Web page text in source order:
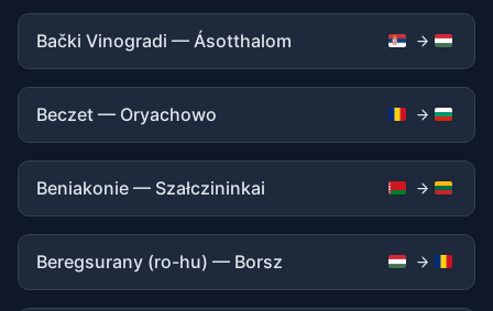
Bački Vinogradi — Ásotthalom
Beczet — Oryachowo
Beniakonie — Szałczininkai
Beregsurany (ro-hu) — Borsz